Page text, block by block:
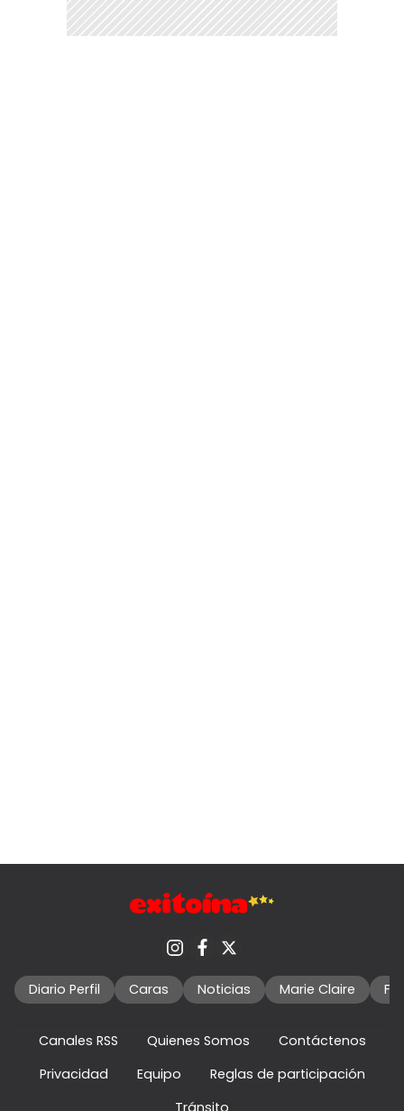
Diario Perfil Caras Noticias Marie Claire
Canales RSS Quienes Somos
Contáctenos
Privacidad
Equipo
Reglas de participación
Tránsito